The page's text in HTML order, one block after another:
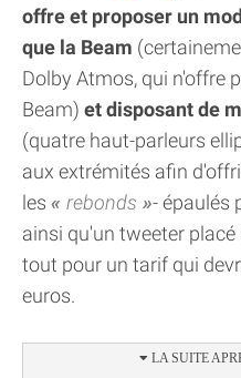
offre et proposer un
que la Beam
Dolby Atmos, qui n'offre
Beam) et disposant de
(quatre haut-parleurs
aux extrémités afin
les
rebonds
- épaulés
ainsi qu'un tweeter
tout pour un tarif qui
euros.